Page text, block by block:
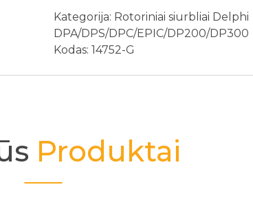
Kategorija: Rotoriniai siurbliai Delphi
DPA/DPS/DPC/EPIC/DP200/DP300
Kodas: 14752-G
Produktai